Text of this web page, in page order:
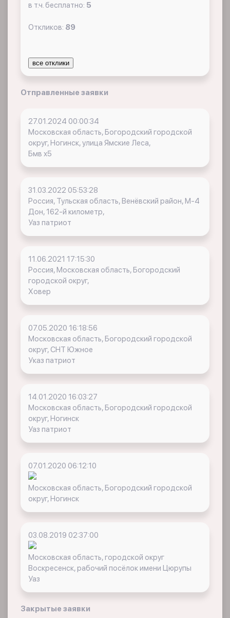
в т.ч. бесплатно: 5
Откликов: 89
все отклики
Отправленные заявки
27.01.2024 00:00:34
Московская область, Богородский городской
округ, Ногинск, улица Ямские Леса,
Бмв х5
31.03.2022 05:53:28
Россия, Тульская область, Венёвский район, М-4
Дон, 162-й километр,
Уаз патриот
11.06.2021 17:15:30
Россия, Московская область, Богородский
городской округ,
Ховер
07.05.2020 16:18:56
Московская область, Богородский городской
округ, СНТ Южное
Указ патриот
14.01.2020 16:03:27
Московская область, Богородский городской
округ, Ногинск
Уаз патриот
07.01.2020 06:12:10
Московская область, Богородский городской
округ, Ногинск
03.08.2019 02:37:00
Московская область, городской округ
Воскресенск, рабочий посёлок имени Цюрупы
Уаз
Закрытые заявки